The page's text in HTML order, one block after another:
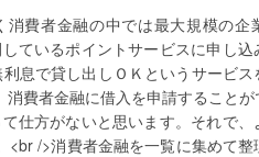
費者金融の中では最大規模の企
ているポイントサービスに申し込
息で貸し出しＯＫというサービス
費者金融に借入を申請することが
仕方がないと思います。それで、
/>消費者金融を一覧に集めて整